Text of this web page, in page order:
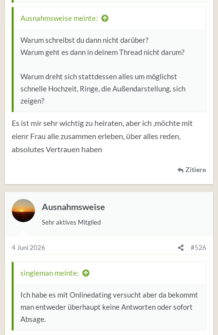
Ausnahmsweise meinte:
Warum schreibst du dann nicht darüber?
Warum geht es dann in deinem Thread nicht darum?
Warum dreht sich stattdessen alles um möglichst
schnelle Hochzeit, Ringe, die Außendarstellung, sich
zeigen?
Es ist mir sehr wichtig zu heiraten, aber ich ,möchte mit
eienr Frau alle zusammen erleben, über alles reden,
absolutes Vertrauen haben
Zitiere
Ausnahmsweise
Sehr aktives Mitglied
4 Juni 2026 #526
singleman meinte:
Ich habe es mit Onlinedating versucht aber da bekommt
man entweder überhaupt keine Antworten oder sofort
Absage.